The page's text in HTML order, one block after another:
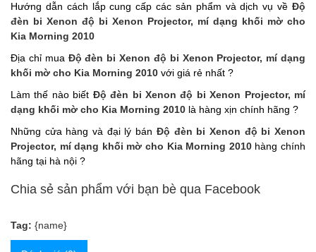
Hướng dẫn cách lắp cung cấp các sản phẩm và dịch vụ về Độ
đèn bi Xenon độ bi Xenon Projector, mí dạng khối mờ cho
Kia Morning 2010
Địa chỉ mua Độ đèn bi Xenon độ bi Xenon Projector, mí dạng
khối mờ cho Kia Morning 2010 với giá rẻ nhất ?
Làm thế nào biết Độ đèn bi Xenon độ bi Xenon Projector, mí
dạng khối mờ cho Kia Morning 2010 là hàng xịn chính hãng ?
Những cửa hàng và đại lý bán Độ đèn bi Xenon độ bi Xenon
Projector, mí dạng khối mờ cho Kia Morning 2010 hàng chính
hãng tại hà nội ?
Chia sẻ sản phẩm với bạn bè qua Facebook
Tag: {name}